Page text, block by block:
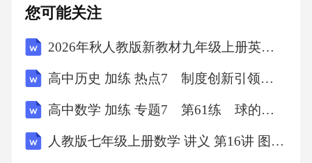
息....................................................4
义...........................................................4
5.3.1表结构内
您可能关注
2026年秋人教版新教材九年级上册英语Unit 3单元测试A卷（含答案）
高中历史 加练 热点7 制度创新引领 完善治理体系
高中数学 加练 专题7 第61练 球的切、接问题
人教版七年级上册数学 讲义 第16讲 图形的认识初步复习讲义+练习（学生版）